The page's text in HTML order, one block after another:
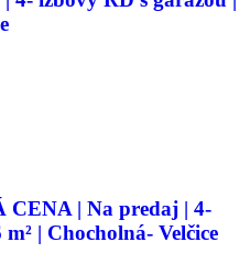
| Na predaj | 4-
| Chocholná- Velčice